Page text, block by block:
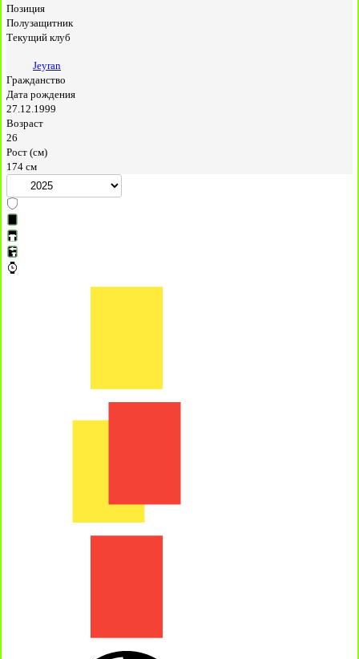
Позиция
Полузащитник
Текущий клуб
Jeyran
Гражданство
Дата рождения
27.12.1999
Возраст
26
Рост (см)
174 см